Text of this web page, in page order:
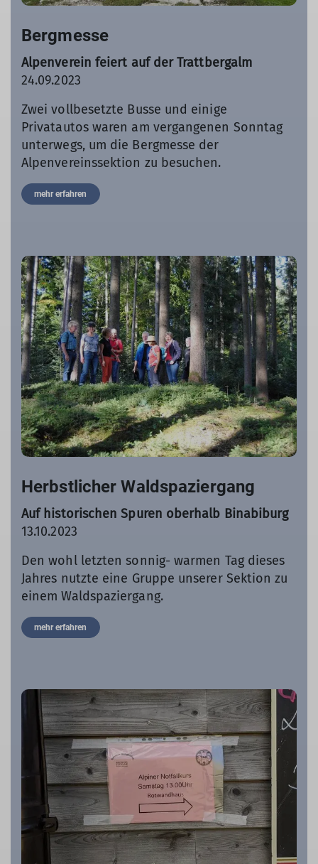
Bergmesse
Alpenverein feiert auf der Trattbergalm
24.09.2023
Zwei vollbesetzte Busse und einige
Privatautos waren am vergangenen Sonntag
unterwegs, um die Bergmesse der
Alpenvereinssektion zu besuchen.
mehr erfahren
Herbstlicher Waldspaziergang
Auf historischen Spuren oberhalb Binabiburg
13.10.2023
Den wohl letzten sonnig- warmen Tag dieses
Jahres nutzte eine Gruppe unserer Sektion zu
einem Waldspaziergang.
mehr erfahren